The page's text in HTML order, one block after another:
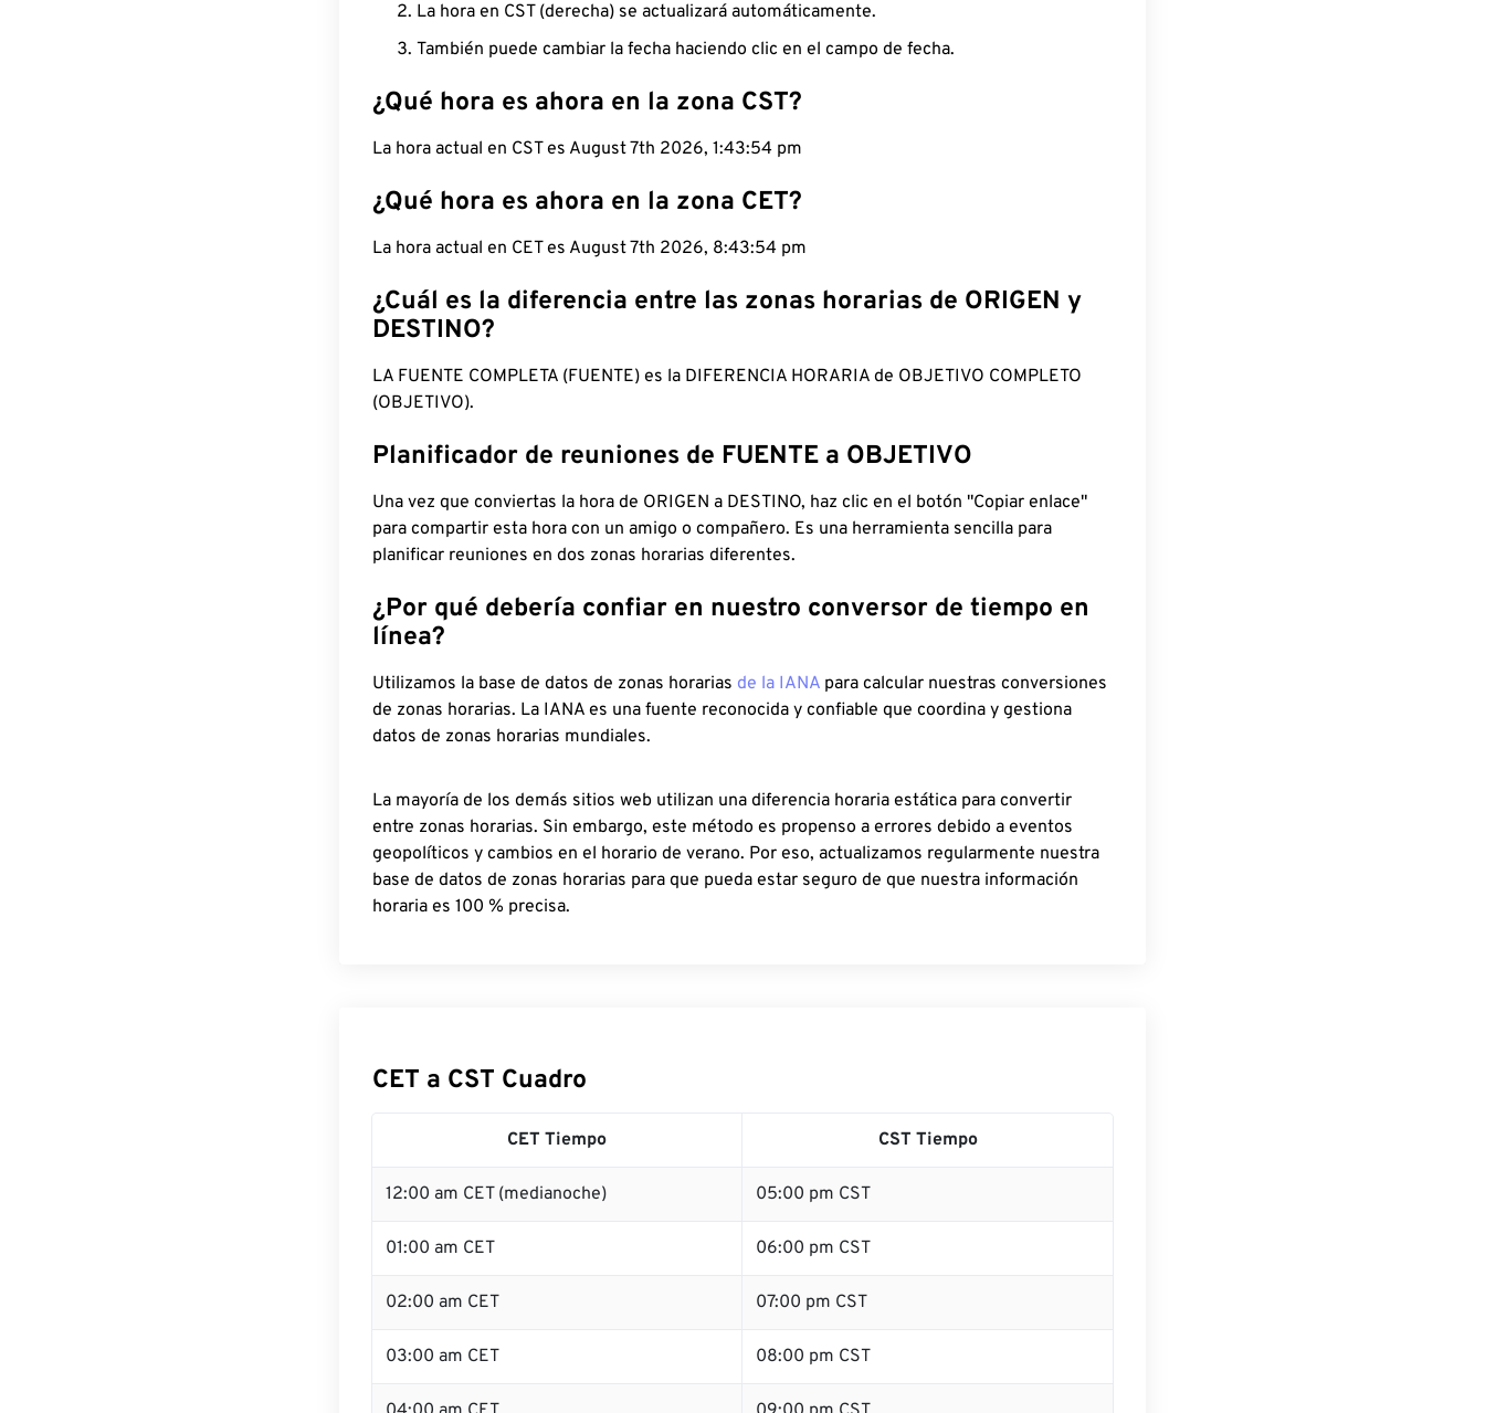
La hora en CST (derecha) se actualizará automáticamente.
También puede cambiar la fecha haciendo clic en el campo de fecha.
¿Qué hora es ahora en la zona CST?
La hora actual en CST es August 7th 2026, 1:43:55 pm
¿Qué hora es ahora en la zona CET?
La hora actual en CET es August 7th 2026, 8:43:55 pm
¿Cuál es la diferencia entre las zonas horarias de ORIGEN y
DESTINO?
LA FUENTE COMPLETA (FUENTE) es la DIFERENCIA HORARIA de OBJETIVO COMPLETO
(OBJETIVO).
Planificador de reuniones de FUENTE a OBJETIVO
Una vez que conviertas la hora de ORIGEN a DESTINO, haz clic en el botón "Copiar enlace"
para compartir esta hora con un amigo o compañero. Es una herramienta sencilla para
planificar reuniones en dos zonas horarias diferentes.
¿Por qué debería confiar en nuestro conversor de tiempo en
línea?
Utilizamos la base de datos de zonas horarias de la IANA para calcular nuestras conversiones
de zonas horarias. La IANA es una fuente reconocida y confiable que coordina y gestiona
datos de zonas horarias mundiales.
La mayoría de los demás sitios web utilizan una diferencia horaria estática para convertir
entre zonas horarias. Sin embargo, este método es propenso a errores debido a eventos
geopolíticos y cambios en el horario de verano. Por eso, actualizamos regularmente nuestra
base de datos de zonas horarias para que pueda estar seguro de que nuestra información
horaria es 100 % precisa.
CET a CST Cuadro
CET Tiempo CST Tiempo
12:00 am CET (medianoche) 05:00 pm CST
01:00 am CET 06:00 pm CST
02:00 am CET 07:00 pm CST
03:00 am CET 08:00 pm CST